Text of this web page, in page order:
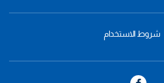
footer
شروط الاستخدام